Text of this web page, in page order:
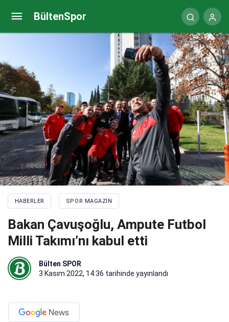
BültenSpor
HABERLER SPOR MAGAZIN
Bakan Çavuşoğlu, Ampute Futbol
Milli Takımı’nı kabul etti
Bülten SPOR
3 Kasım 2022, 14:36 tarihinde yayınlandı
Ciritte ‘joker’ ata çipli önlem